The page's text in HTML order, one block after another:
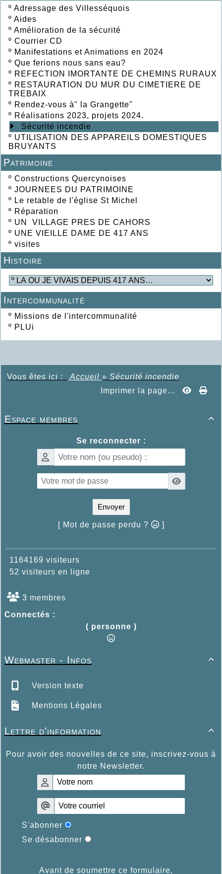
º Adressage des Villesséquois
º Aides
º Amélioration de la sécurité
º Courrier CD
º Manifestations et Animations en 2024
º Que ferions nous sans eau?
º REFECTION IMORTANTE DE CHEMINS RURAUX
º RESTAURATION DU MUR DU CIMETIERE DE
TREBAIX
º Rendez-vous à" la Grangette"
º Réalisations 2023, projets 2024.
Sécurité incendie
º UTILISATION DES APPAREILS DOMESTIQUES
BRUYANTS
Patrimoine
º Constructions Quercynoises
º JOURNEES DU PATRIMOINE
º Le retable de l'église St Michel
º Réparation
º UN VILLAGE PRES DE CAHORS
º UNE VIEILLE DAME DE 417 ANS
º visites
Histoire
Intercommunalité
º Missions de l'intercommunalité
º PLUi
Vous êtes ici : Accueil » Sécurité incendie
Imprimer la page...

Espace membres
Se reconnecter :
Envoyer
[ Mot de passe perdu ? ]
1164169 visiteurs
52 visiteurs en ligne
3 membres
Connectés :
( personne )

Webmaster - Infos
Version texte
Mentions Légales

Lettre d'information
Pour avoir des nouvelles de ce site, inscrivez-vous à
notre Newsletter.
S'abonner
Se désabonner
Avant de soumettre ce formulaire,